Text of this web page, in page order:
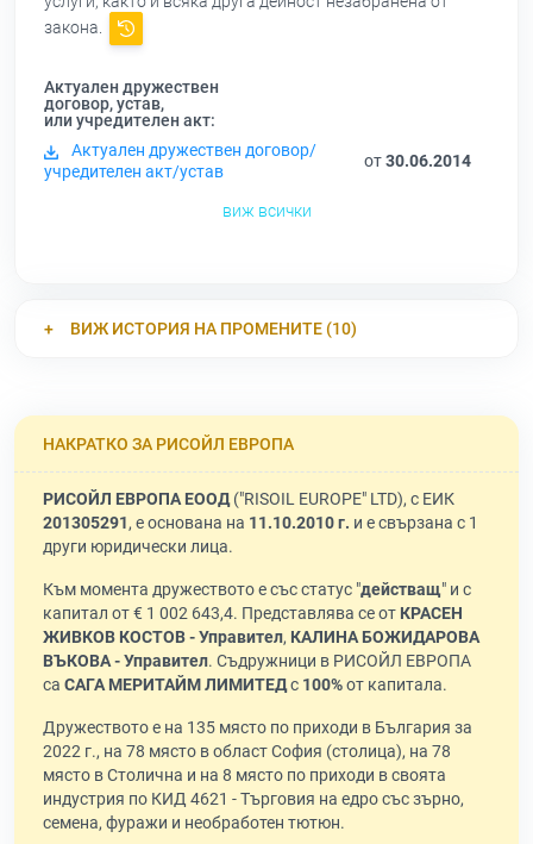
закона.
Актуален дружествен
договор, устав,
или учредителен акт:
Актуален дружествен договор/
учредителен акт/устав
от30.06.2014
виж всички
ВИЖ ИСТОРИЯ НА ПРОМЕНИТЕ (10)
НАКРАТКО ЗА РИСОЙЛ ЕВРОПА
РИСОЙЛ ЕВРОПА ЕООД("RISOIL EUROPE" LTD), с ЕИК
201305291, е основана на 11.10.2010 г. и е свързана с 1
други юридически лица.
Към момента дружеството е със статус "действащ" и с
капитал от € 1 002 643,4. Представлява се от КРАСЕН
ЖИВКОВ КОСТОВ - Управител, КАЛИНА БОЖИДАРОВА
ВЪКОВА - Управител. Съдружници в РИСОЙЛ ЕВРОПА
са САГА МЕРИТАЙМ ЛИМИТЕДс 100%от капитала.
Дружеството е на 135 място по приходи в България за
2022 г., на 78 място в област София (столица), на 78
място в Столична и на 8 място по приходи в своята
индустрия по КИД 4621 - Търговия на едро със зърно,
семена, фуражи и необработен тютюн.